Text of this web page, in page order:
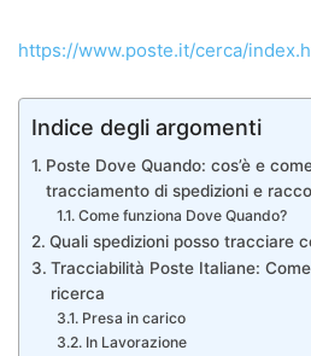
https://www.poste.it/cerca/
Indice degli argomenti
Poste Dove Quando: cos’è e
tracciamento di spedizioni e
Come funziona Dove Quando?
Quali spedizioni posso tracciare
Tracciabilità Poste Italiane:
ricerca
Presa in carico
In Lavorazione